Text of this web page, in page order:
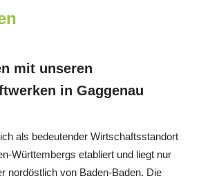
mit unseren
in Gaggenau
als bedeutender Wirtschaftsstandort
Württembergs etabliert und liegt nur
nordöstlich von Baden-Baden. Die